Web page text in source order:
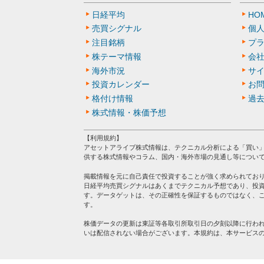
日経平均
売買シグナル
注目銘柄
株テーマ情報
海外市況
投資カレンダー
格付け情報
株式情報・株価予想
個
プ
会
サ
お
過
【利用規約】
アセットアライブ株式情報は、テクニカル分析による「買
供する株式情報やコラム、国内・海外市場の見通し等につい
掲載情報を元に自己責任で投資することが強く求められてお
日経平均売買シグナルはあくまでテクニカル予想であり、投
す。データゲットは、その正確性を保証するものではなく、
す。
株価データの更新は東証等各取引所取引日の夕刻以降に行わ
いは配信されない場合がございます。本規約は、本サービス